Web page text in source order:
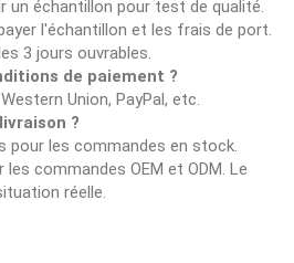
un échantillon pour test de qualité.
l'échantillon et les frais de port.
3 jours ouvrables.
de paiement ?
Union, PayPal, etc.
?
pour les commandes en stock.
commandes OEM et ODM. Le
réelle.